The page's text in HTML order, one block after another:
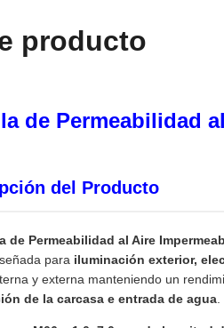
producto
de Permeabilidad
del Producto
de Permeabilidad al Aire
para iluminación exterior,
y externa manteniendo un
de la carcasa e entrada de agua